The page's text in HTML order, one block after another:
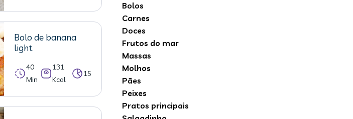
Bolo de banana
light
40
Min
131
Kcal
15
Bolos
Carnes
Doces
Frutos do mar
Massas
Molhos
Pães
Peixes
Pratos principais